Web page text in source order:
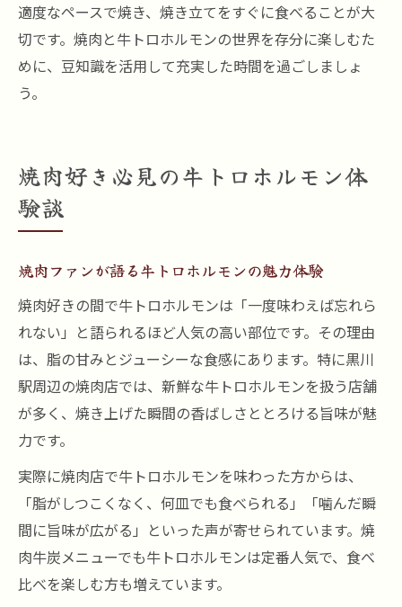
適度なペースで焼き、焼き立てをすぐに食べることが大
切です。焼肉と牛トロホルモンの世界を存分に楽しむた
めに、豆知識を活用して充実した時間を過ごしましょ
う。
焼肉好き必見の牛トロホルモン体
験談
焼肉ファンが語る牛トロホルモンの魅力体験
焼肉好きの間で牛トロホルモンは「一度味わえば忘れら
れない」と語られるほど人気の高い部位です。その理由
は、脂の甘みとジューシーな食感にあります。特に黒川
駅周辺の焼肉店では、新鮮な牛トロホルモンを扱う店舗
が多く、焼き上げた瞬間の香ばしさととろける旨味が魅
力です。
実際に焼肉店で牛トロホルモンを味わった方からは、
「脂がしつこくなく、何皿でも食べられる」「噛んだ瞬
間に旨味が広がる」といった声が寄せられています。焼
肉牛炭メニューでも牛トロホルモンは定番人気で、食べ
比べを楽しむ方も増えています。